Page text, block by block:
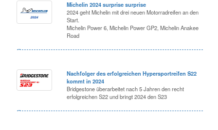
Michelin 2024 surprise surprise
2024 geht Michelin mit drei neuen Motorradreifen an den
Start.
Michelin Power 6, Michelin Power GP2, Michelin Anakee
Road
Nachfolger des erfolgreichen Hypersportreifen S22
kommt in 2024
Bridgestone überarbeitet nach 5 Jahren den recht
erfolgreichen S22 und bringt 2024 den S23